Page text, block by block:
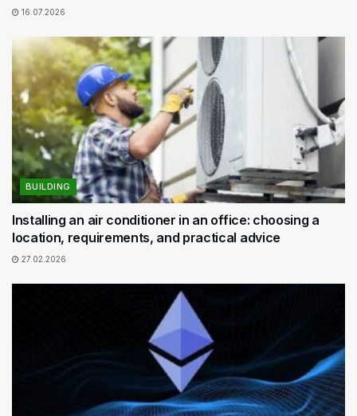
16.07.2026
BUILDING
Installing an air conditioner in an office: choosing a
location, requirements, and practical advice
27.02.2026